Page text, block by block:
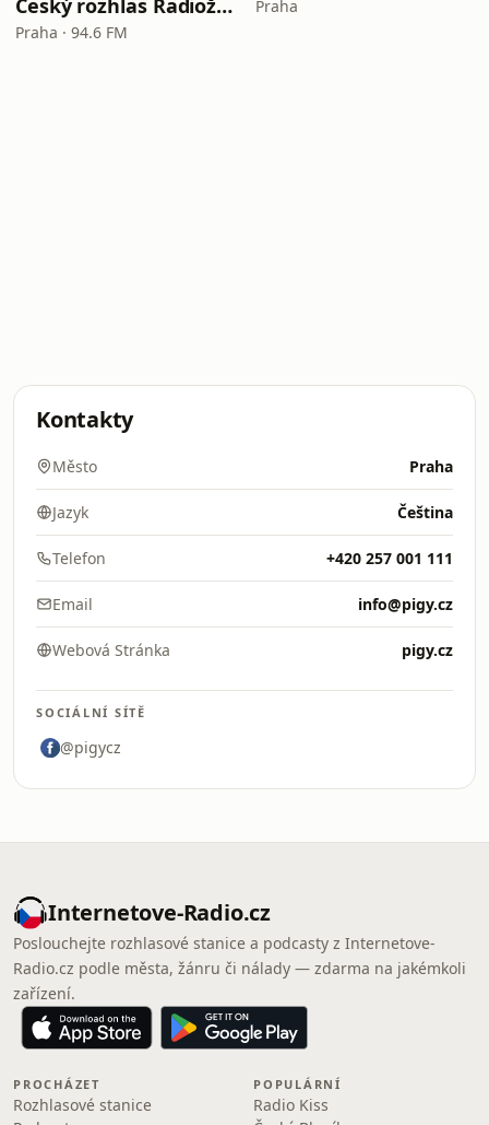
Český rozhlas Radiožurnál
Praha · 94.6 FM
Praha
Kontakty
Město Praha
Jazyk Čeština
Telefon +420 257 001 111
Email info@pigy.cz
Webová Stránka pigy.cz
SOCIÁLNÍ SÍTĚ
@pigycz
Internetove-Radio.cz
Poslouchejte rozhlasové stanice a podcasty z Internetove-
Radio.cz podle města, žánru či nálady — zdarma na jakémkoli
zařízení.
PROCHÁZET
Rozhlasové stanice
POPULÁRNÍ
Radio Kiss